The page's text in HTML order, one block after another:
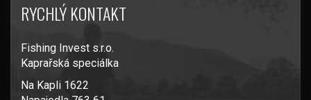
RYCHLÝ KONTAKT
Fishing Invest s.r.o.
Kaprařská speciálka
Na Kapli 1622